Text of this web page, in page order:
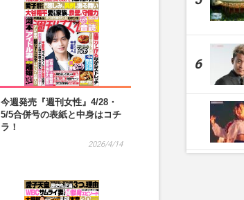
今週発売『週刊女性』4/28・
5/5合併号の表紙と中身はコチ
ラ！
2026/4/14